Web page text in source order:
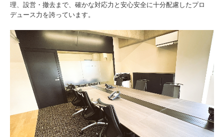
理、設営・撤去まで、確かな対応力と安心安全に十分配慮したプロ
デュース力を誇っています。